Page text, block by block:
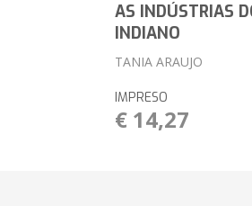
AS INDÚSTRIAS
INDIANO
TANIA ARAUJO
IMPRESO
€ 14,27